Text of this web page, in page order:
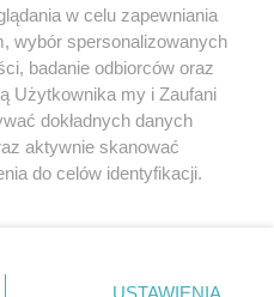
w celu zapewniania
wybór spersonalizowanych
badanie odbiorców oraz
Użytkownika my i Zaufani
dokładnych danych
aktywnie skanować
do celów identyfikacji.
ustawień prywatności
USTAWIENIA